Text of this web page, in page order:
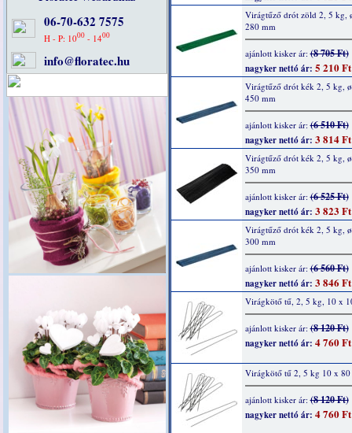
06-70-632 7575
H - P: 1000 - 1400
info@floratec.hu
Virágtűző drót zöld 2, 5 kg,
280 mm
ajánlott kisker ár:(8 705 Ft)
nagyker nettó ár: 5 210 Ft
Virágtűző drót kék 2, 5 kg,
450 mm
ajánlott kisker ár:(6 510 Ft)
nagyker nettó ár: 3 814 Ft
Virágtűző drót kék 2, 5 kg,
350 mm
ajánlott kisker ár:(6 525 Ft)
nagyker nettó ár: 3 823 Ft
Virágtűző drót kék 2, 5 kg,
300 mm
ajánlott kisker ár:(6 560 Ft)
nagyker nettó ár: 3 846 Ft
Virágkötő tű, 2, 5 kg, 10 x
ajánlott kisker ár:(8 120 Ft)
nagyker nettó ár: 4 760 Ft
Virágkötő tű 2, 5 kg 10 x 80
ajánlott kisker ár:(8 120 Ft)
nagyker nettó ár: 4 760 Ft